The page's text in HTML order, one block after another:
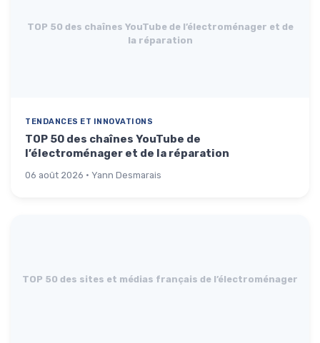
TOP 50 des chaînes YouTube de l’électroménager et de
la réparation
TENDANCES ET INNOVATIONS
TOP 50 des chaînes YouTube de
l’électroménager et de la réparation
06 août 2026 · Yann Desmarais
TOP 50 des sites et médias français de l’électroménager